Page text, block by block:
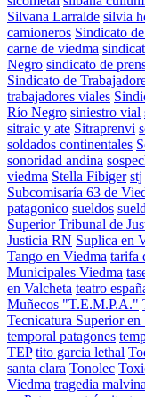
Silvana Larralde silvia
camioneros Sindicato
carne de viedma
Negro sindicato de
Sindicato de
trabajadores viales
Río Negro siniestro vial
sitraic y ate Sitraprenvi
soldados continentales
sonoridad andina
viedma Stella Fibiger stj
Subcomisaría 63 de
patagonico sueldos
Superior Tribunal de
Justicia RN Suplica en
Tango en Viedma tarifa
Municipales Viedma
en Valcheta teatro
Muñecos "T.E.M.P.A."
Tecnicatura Superior en
temporal patagones
TEP tito garcia lethal
santa clara Tonolec
Viedma tragedia